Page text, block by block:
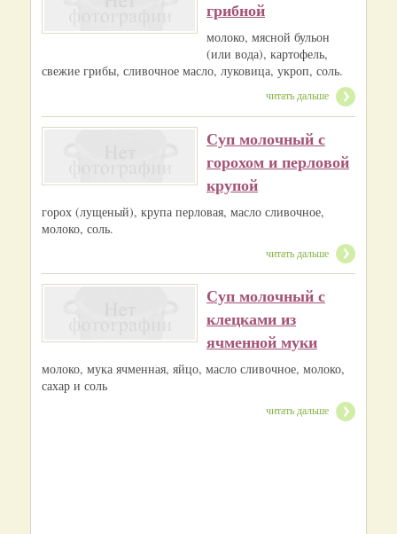
грибной
молоко, мясной бульон
(или вода), картофель,
свежие грибы, сливочное масло, луковица, укроп, соль.
читать дальше
Суп молочный с
горохом и перловой
крупой
горох (лущеный), крупа перловая, масло сливочное,
молоко, соль.
читать дальше
Суп молочный с
клецками из
ячменной муки
молоко, мука ячменная, яйцо, масло сливочное, молоко,
сахар и соль
читать дальше